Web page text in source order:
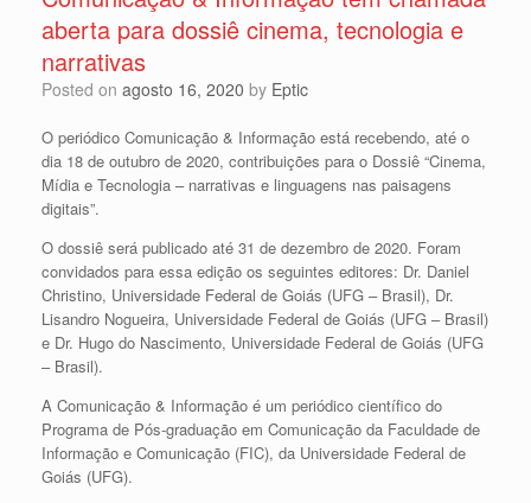
aberta para dossiê cinema, tecnologia e
narrativas
Posted on agosto 16, 2020 by Eptic
O periódico Comunicação & Informação está recebendo, até o
dia 18 de outubro de 2020, contribuições para o Dossiê “Cinema,
Mídia e Tecnologia – narrativas e linguagens nas paisagens
digitais”.
O dossiê será publicado até 31 de dezembro de 2020. Foram
convidados para essa edição os seguintes editores: Dr. Daniel
Christino, Universidade Federal de Goiás (UFG – Brasil), Dr.
Lisandro Nogueira, Universidade Federal de Goiás (UFG – Brasil)
e Dr. Hugo do Nascimento, Universidade Federal de Goiás (UFG
– Brasil).
A Comunicação & Informação é um periódico científico do
Programa de Pós-graduação em Comunicação da Faculdade de
Informação e Comunicação (FIC), da Universidade Federal de
Goiás (UFG).